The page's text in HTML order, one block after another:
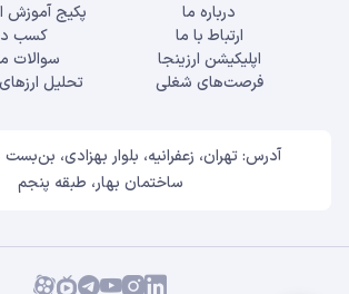
درباره ما
ارتباط با ما
اپلیکیشن ارزینجا
فرصت‌های شغلی
پکیج آموزش
کسب
سوالات
تحلیل
ساختمان بهار، طبقه پنجم